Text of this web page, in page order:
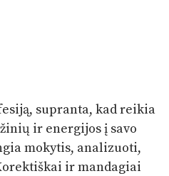
supranta, kad reikia
ir energijos į savo
mokytis, analizuoti,
ir mandagiai